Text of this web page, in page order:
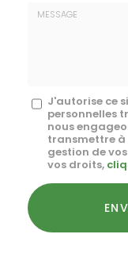
Message
J'autorise ce
personnelles
nous
transmettre à
gestion de
vos droits,
Acceptation
RGPD